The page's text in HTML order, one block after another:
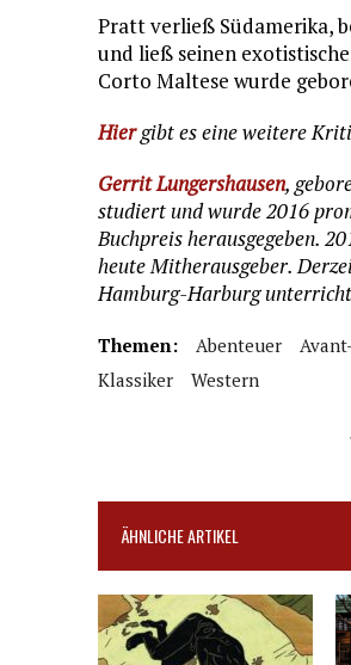
Pratt verließ Südamerika,
und ließ seinen
Corto Maltese wurde
Hiergibt es eine weitere
Gerrit Lungershausen,
studiert und wurde 2016
Buchpreis herausgegeben.
heute Mitherausgeber.
Hamburg-Harburg
Themen: Abenteuer
Klassiker
Western
ÄHNLICHE ARTIKEL